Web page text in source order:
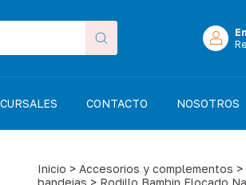
CONTACTO NOSOTROS
Inicio > Accesorios y complementos >
bandejas > Rodillo Bambin Flocado